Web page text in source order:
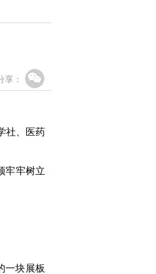
享：
社、医药
牢牢树立
一块展板